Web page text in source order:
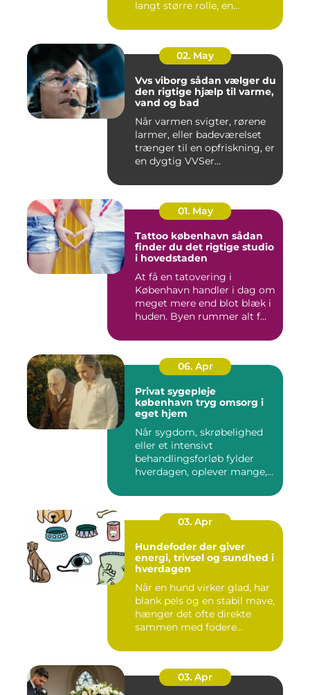
langt større rolle, en...
02. May
Vvs viborg sådan vælger du
den rigtige hjælp til varme,
vand og bad
Når varmen svigter, rørene
larmer, eller badeværelset
trænger til en opfriskning, er
en dygtig VVSer...
01. May
Tattoo københavn sådan
finder du det rigtige studio
i hovedstaden
At få en tatovering i
København handler i dag om
meget mere end blot blæk i
huden. Byen rummer alt f...
06. Apr
Privat sygepleje
københavn tryg omsorg i
eget hjem
Når sygdom, skrøbelighed
eller et intensivt
behandlingsforløb fylder
hverdagen, oplever mange,
03. Apr
Hundefoder der giver
energi, trivsel og sundhed i
hverdagen
Når en hund virker glad, har
blank pels og en stabil mave,
hænger det ofte direkte
sammen med fodere...
03. Apr